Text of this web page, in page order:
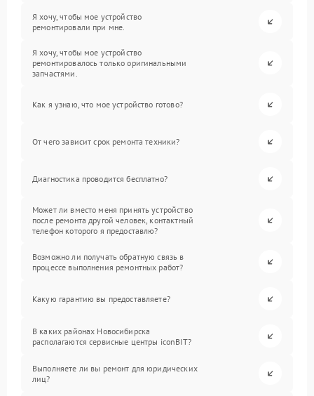
Я хочу, чтобы мое устройство
ремонтировали при мне.
Я хочу, чтобы мое устройство
ремонтировалось только оригинальными
запчастями.
Как я узнаю, что мое устройство готово?
От чего зависит срок ремонта техники?
Диагностика проводится бесплатно?
Может ли вместо меня принять устройство
после ремонта другой человек, контактный
телефон которого я предоставлю?
Возможно ли получать обратную связь в
процессе выполнения ремонтных работ?
Какую гарантию вы предоставляете?
В каких районах Новосибирска
располагаются сервисные центры iconBIT?
Выполняете ли вы ремонт для юридических
лиц?